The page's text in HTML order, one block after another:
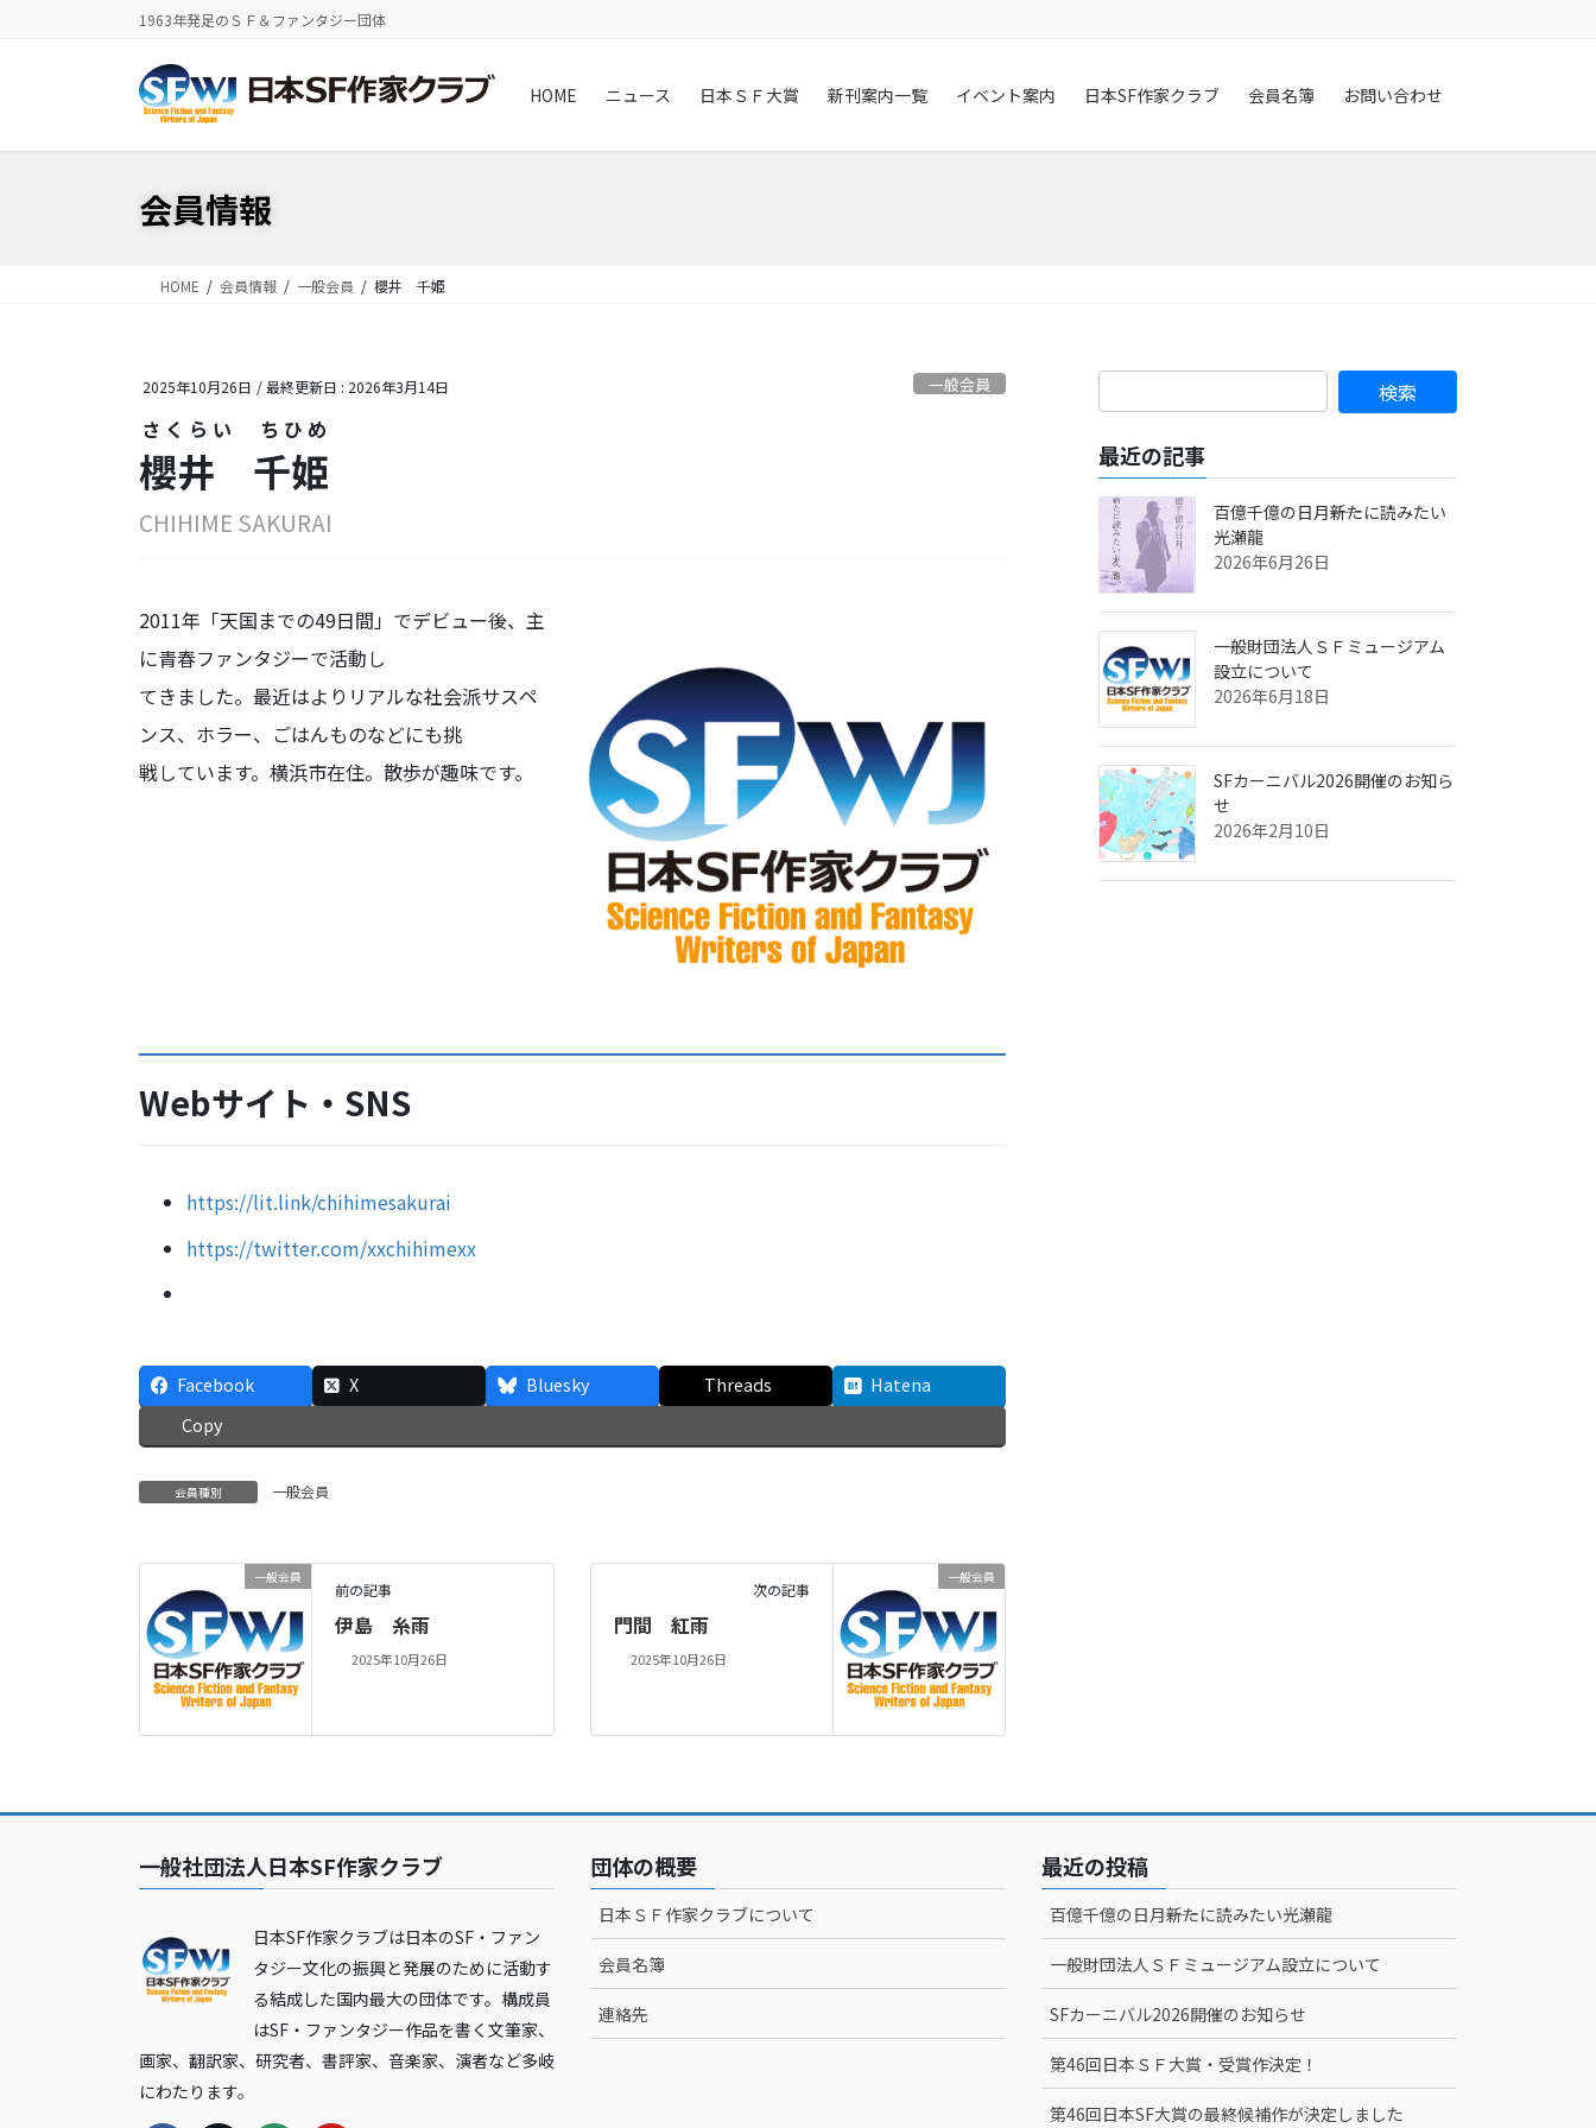
に
ョ
1963年発足のＳＦ＆ファンタジー団体
HOME ニュース 日本ＳＦ大賞 新刊案内一覧 イベント案内 日本SF作家クラブ 会員名簿 お問い合わせ
会員情報
HOME 会員情報 一般会員 櫻井 千姫
2025年10月26日 / 最終更新日 : 2026年3月14日 一般会員
櫻井 千姫
さくらい ちひめ
CHIHIME SAKURAI
2011年「天国までの49日間」でデビュー後、主
に青春ファンタジーで活動し
てきました。最近はよりリアルな社会派サスペ
ンス、ホラー、ごはんものなどにも挑
戦しています。横浜市在住。散歩が趣味です。
Webサイト・SNS
https://lit.link/chihimesakurai
https://twitter.com/xxchihimexx
Facebook X Bluesky Threads
Hatena
Copy
会員種別 一般会員
一般会員
前の記事
伊島 糸雨
2025年10月26日
一般会員
次の記事
門間 紅雨
2025年10月26日
最近の記事
百億千億の日月――新たに読みたい
光瀬龍
2026年6月26日
一般財団法人ＳＦミュージアム
設立について
2026年6月18日
SFカーニバル2026開催のお知ら
せ
2026年2月10日
一般社団法人日本SF作家クラブ
日本SF作家クラブは日本のSF・ファン
タジー文化の振興と発展のために活動す
る結成した国内最大の団体です。構成員
はSF・ファンタジー作品を書く文筆家、
画家、翻訳家、研究者、書評家、音楽家、演者など多岐
にわたります。
団体の概要
日本ＳＦ作家クラブについて
会員名簿
連絡先
最近の投稿
百億千億の日月――新たに読みたい光瀬龍
一般財団法人ＳＦミュージアム設立について
SFカーニバル2026開催のお知らせ
第46回日本ＳＦ大賞・受賞作決定！
第46回日本SF大賞の最終候補作が決定しました